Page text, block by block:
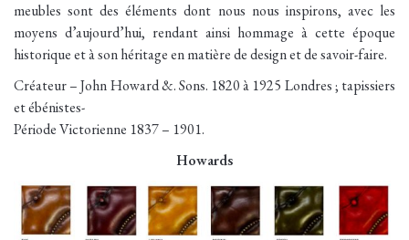
meubles sont des éléments dont nous nous inspirons, avec les
moyens d’aujourd’hui, rendant ainsi hommage à cette époque
historique et à son héritage en matière de design et de savoir-faire.
Créateur – John Howard &. Sons. 1820 à 1925 Londres ; tapissiers
et ébénistes-
Période Victorienne 1837 – 1901.
Howards